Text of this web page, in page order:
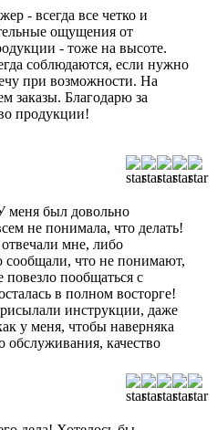
- всегда все четко и
ощущения от
- тоже на высоте.
соблюдаются, если нужно
при возможности. На
заказы. Благодарю за
продукции!
меня был довольно
не понимала, что делать!
мне, либо
сообщали, что не понимают,
пообщаться с
в полном восторге!
инструкции, даже
у меня, чтобы наверняка
обслуживания, качество